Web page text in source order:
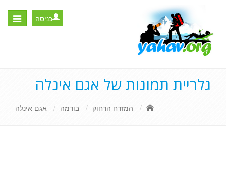
Toggle
כניסה
גלריית תמונות של אגם אינלה
המזרח הרחוק בורמה אגם אינלה